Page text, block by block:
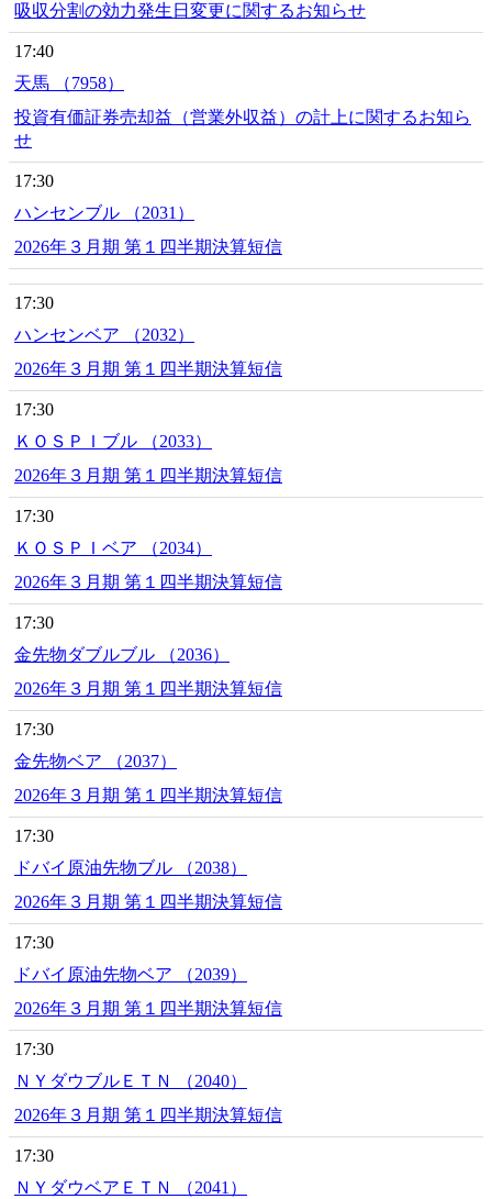
吸収分割の効力発生日変更に関するお知らせ
17:40
天馬 （7958）
投資有価証券売却益（営業外収益）の計上に関するお知ら
せ
17:30
ハンセンブル （2031）
2026年３月期 第１四半期決算短信
17:30
ハンセンベア （2032）
2026年３月期 第１四半期決算短信
17:30
ＫＯＳＰＩブル （2033）
2026年３月期 第１四半期決算短信
17:30
ＫＯＳＰＩベア （2034）
2026年３月期 第１四半期決算短信
17:30
金先物ダブルブル （2036）
2026年３月期 第１四半期決算短信
17:30
金先物ベア （2037）
2026年３月期 第１四半期決算短信
17:30
ドバイ原油先物ブル （2038）
2026年３月期 第１四半期決算短信
17:30
ドバイ原油先物ベア （2039）
2026年３月期 第１四半期決算短信
17:30
ＮＹダウブルＥＴＮ （2040）
2026年３月期 第１四半期決算短信
17:30
ＮＹダウベアＥＴＮ （2041）